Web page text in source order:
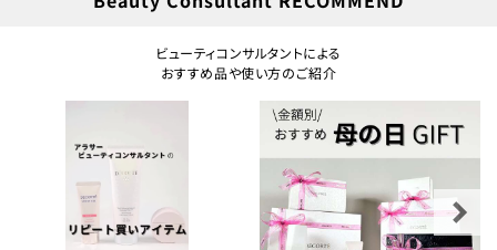
ビューティコンサルタントによる
おすすめ品や使い方のご紹介